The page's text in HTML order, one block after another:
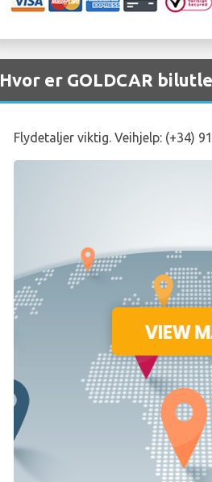
Hvor er GOLDCAR
Flydetaljer viktig. Veihjelp: (+34)